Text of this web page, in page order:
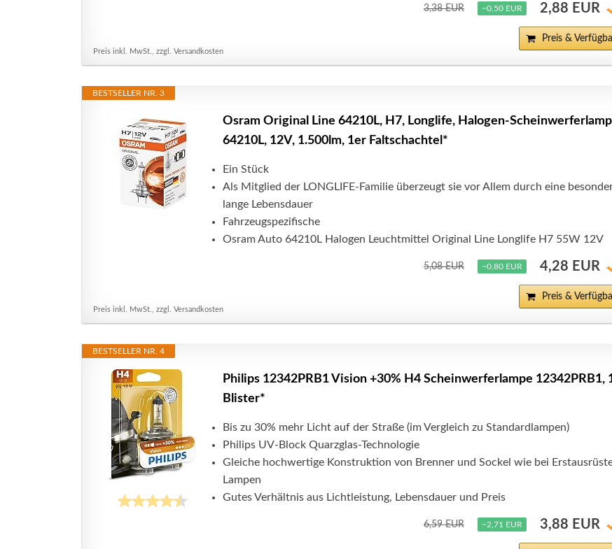
3,38 EUR −0,50 EUR 2,88 EUR
Preis &
Preis inkl. MwSt., zzgl. Versandkosten
BESTSELLER NR. 3
Osram Original Line 64210L, H7, Longlife, Halogen-
64210L, 12V, 1.500lm, 1er Faltschachtel*
Ein Stück
Als Mitglied der LONGLIFE-Familie überzeugt sie vor Allem durch eine
lange Lebensdauer
Fahrzeugspezifische
Osram Auto 64210L Halogen Leuchtmittel Original Line Longlife H7 55W 12V
5,08 EUR −0,80 EUR 4,28 EUR
Preis &
Preis inkl. MwSt., zzgl. Versandkosten
BESTSELLER NR. 4
Philips 12342PRB1 Vision +30% H4 Scheinwerferlampe 12342PRB1,
Blister*
Bis zu 30% mehr Licht auf der Straße (im Vergleich zu Standardlampen)
Philips UV-Block Quarzglas-Technologie
Gleiche hochwertige Konstruktion von Brenner und Sockel wie bei
Lampen
Gutes Verhältnis aus Lichtleistung, Lebensdauer und Preis
6,59 EUR −2,71 EUR 3,88 EUR